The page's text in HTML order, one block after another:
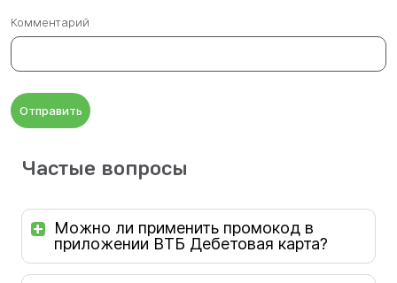
Комментарий
Отправить
Частые вопросы
Можно ли применить промокод в
приложении ВТБ Дебетовая карта?